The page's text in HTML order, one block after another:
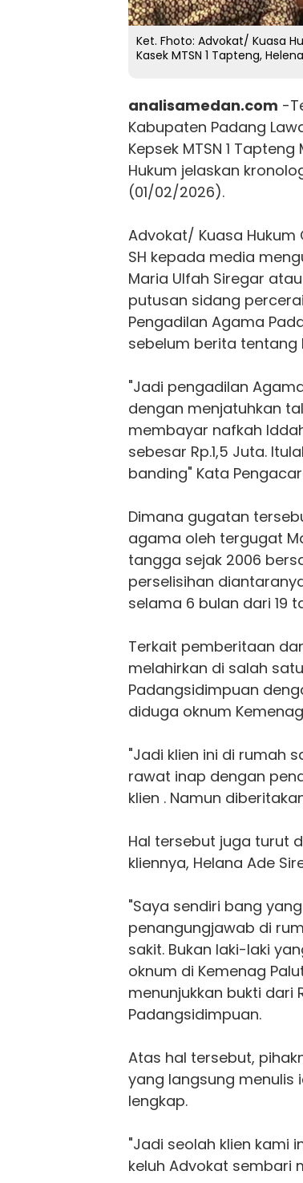
Ket. Fhoto: Advokat/ Kuasa
Kasek MTSN 1 Tapteng,
analisamedan.com -
Kabupaten Padang
Kepsek MTSN 1
Hukum jelaskan
(01/02/2026).
Advokat/ Kuasa Hukum
SH kepada media
Maria Ulfah Siregar
putusan sidang
Pengadilan Agama
sebelum berita tentang
"Jadi pengadilan
dengan menjatuhkan
membayar nafkah
sebesar Rp.1,5 Juta.
banding" Kata
Dimana gugatan
agama oleh tergugat
tangga sejak 2006
perselisihan
selama 6 bulan dari 19
Terkait pemberitaan
melahirkan di salah
Padangsidimpuan
diduga oknum
"Jadi klien ini di rumah
rawat inap dengan
klien . Namun
Hal tersebut juga turut
kliennya, Helana Ade
"Saya sendiri bang
penangungjawab di
sakit. Bukan laki-laki
oknum di Kemenag
menunjukkan bukti dari
Padangsidimpuan.
Atas hal tersebut,
yang langsung menulis
lengkap.
"Jadi seolah klien kami
keluh Advokat sembari